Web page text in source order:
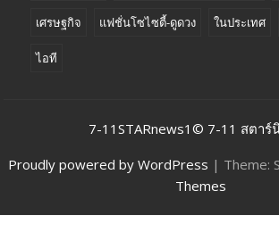
เศรษฐกิจ แฟชั่นโซไซตี้-ดูดวง ในประเทศ
ไอที
7-11STARnews1© 7-11 สตาร์
Proudly powered by WordPress | Theme:
Themes